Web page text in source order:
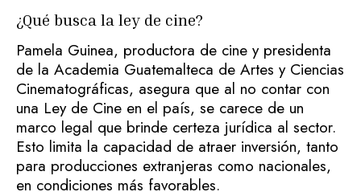
¿Qué busca la ley de cine?
Pamela Guinea, productora de cine y presidenta
de la Academia Guatemalteca de Artes y Ciencias
Cinematográficas, asegura que al no contar con
una Ley de Cine en el país, se carece de un
marco legal que brinde certeza jurídica al sector.
Esto limita la capacidad de atraer inversión, tanto
para producciones extranjeras como nacionales,
en condiciones más favorables.